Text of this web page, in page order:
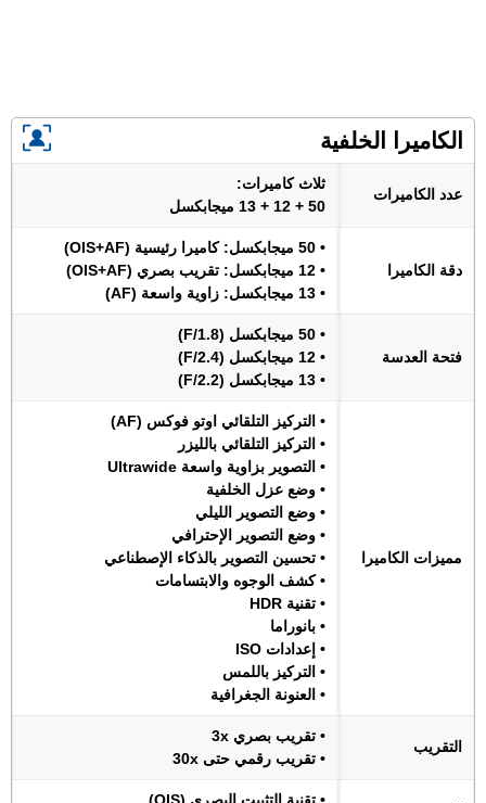
الكاميرا الخلفية
عدد الكاميرات
ثلاث كاميرات:
50 + 12 + 13 ميجابكسل
دقة الكاميرا
• 50 ميجابكسل: كاميرا رئيسية (OIS+AF)
• 12 ميجابكسل: تقريب بصري (OIS+AF)
• 13 ميجابكسل: زاوية واسعة (AF)
فتحة العدسة
• 50 ميجابكسل (F/1.8)
• 12 ميجابكسل (F/2.4)
• 13 ميجابكسل (F/2.2)
مميزات الكاميرا
• التركيز التلقائي اوتو فوكس (AF)
• التركيز التلقائي بالليزر
• التصوير بزاوية واسعة Ultrawide
• وضع عزل الخلفية
• وضع التصوير الليلي
• وضع التصوير الإحترافي
• تحسين التصوير بالذكاء الإصطناعي
• كشف الوجوه والابتسامات
• تقنية HDR
• بانوراما
• إعدادات ISO
• التركيز باللمس
• العنونة الجغرافية
التقريب
• تقريب بصري 3x
• تقريب رقمي حتى 30x